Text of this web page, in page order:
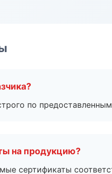
по
на продукцию?
сертификаты